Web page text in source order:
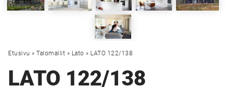
Etusivu » Talomallit » Lato » LATO 122/138
LATO 122/138